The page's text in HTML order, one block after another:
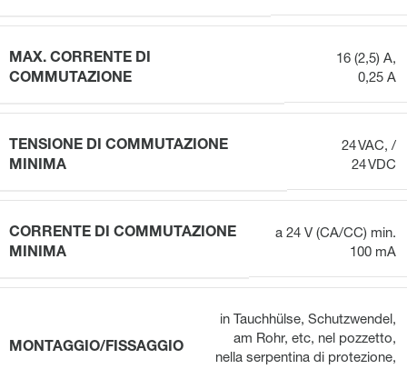
MAX. CORRENTE DI
COMMUTAZIONE
16 (2,5) A,
0,25 A
TENSIONE DI COMMUTAZIONE
MINIMA
24 VAC, /
24 VDC
CORRENTE DI COMMUTAZIONE
MINIMA
a 24 V (CA/CC) min.
100 mA
MONTAGGIO/FISSAGGIO
in Tauchhülse, Schutzwendel,
am Rohr, etc, nel pozzetto,
nella serpentina di protezione,